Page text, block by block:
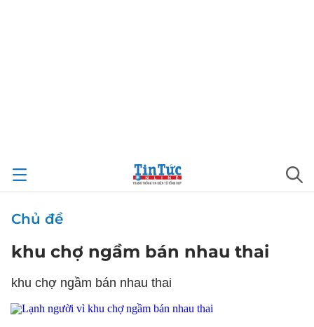
Chủ đề
khu chợ ngầm bán nhau thai
khu chợ ngầm bán nhau thai